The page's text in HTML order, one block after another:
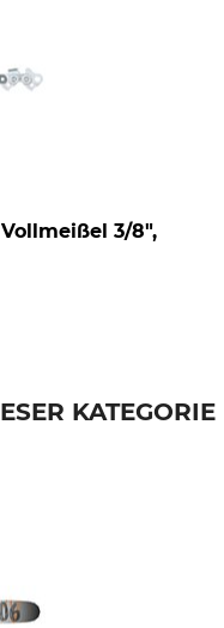
3/8",
KATEGORIE